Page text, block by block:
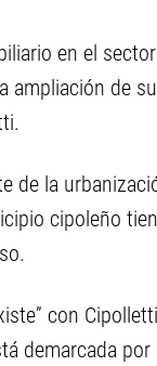
en el
ampliación de
de la
cipoleño
con
demarcada por